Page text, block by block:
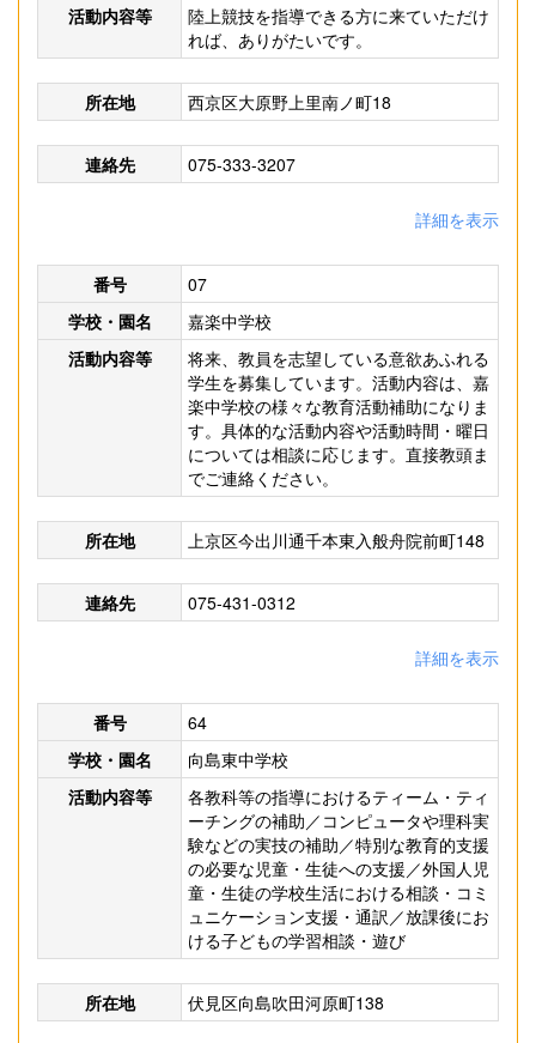
活動内容等
陸上競技を指導できる方に来ていただけ
れば、ありがたいです。
所在地 西京区大原野上里南ノ町18
連絡先 075-333-3207
詳細を表示
番号
07
学校・園名
嘉楽中学校
活動内容等
将来、教員を志望している意欲あふれる
学生を募集しています。活動内容は、嘉
楽中学校の様々な教育活動補助になりま
す。具体的な活動内容や活動時間・曜日
については相談に応じます。直接教頭ま
でご連絡ください。
所在地 上京区今出川通千本東入般舟院前町148
連絡先 075-431-0312
詳細を表示
番号
64
学校・園名
向島東中学校
活動内容等
各教科等の指導におけるティーム・ティ
ーチングの補助／コンピュータや理科実
験などの実技の補助／特別な教育的支援
の必要な児童・生徒への支援／外国人児
童・生徒の学校生活における相談・コミ
ュニケーション支援・通訳／放課後にお
ける子どもの学習相談・遊び
所在地 伏見区向島吹田河原町138